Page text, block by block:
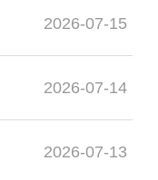
2026-07-15
2026-07-14
2026-07-13